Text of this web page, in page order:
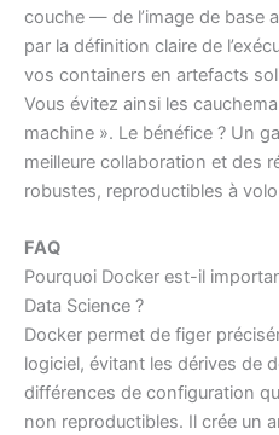
couche — de l’image de base
par la définition claire de
vos containers en artefacts
Vous évitez ainsi les
machine ». Le bénéfice ? Un
meilleure collaboration et des
robustes, reproductibles à
FAQ
Pourquoi Docker est-il
Data Science ?
Docker permet de figer
logiciel, évitant les dérives de
différences de configuration
non reproductibles. Il crée un